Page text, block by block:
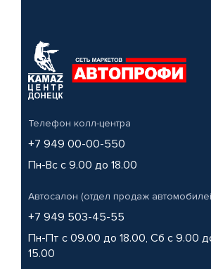
Телефон колл-центра
+7 949 00-00-550
Пн-Вс с 9.00 до 18.00
Автосалон (отдел продаж
+7 949 503-45-55
Пн-Пт с 09.00 до 18.00, Сб с 9.00
15.00